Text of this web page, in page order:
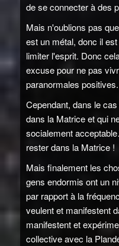
de se connecter à des
Mais n'oublions pas
est un métal, donc il
limiter l'esprit. Donc
excuse pour ne pas
paranormales positives.
Cependant, dans le
dans la Matrice et qui
socialement
rester dans la Matrice !
Mais finalement les
gens endormis ont un
par rapport à la
veulent et manifestent
manifestent et
collective avec la